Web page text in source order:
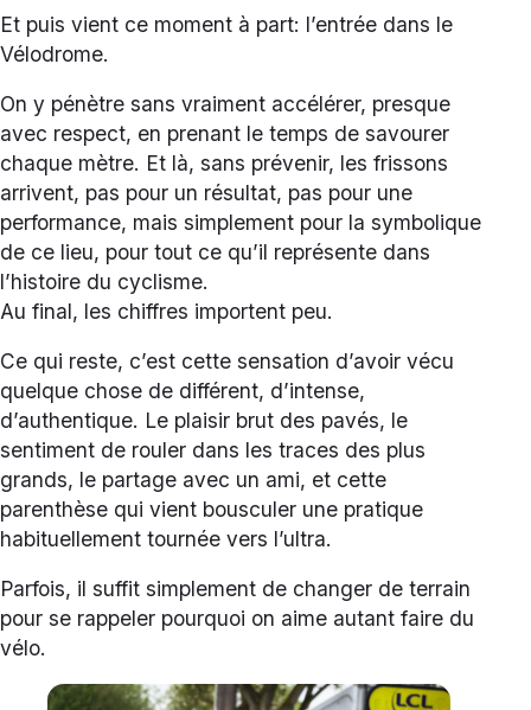
Et puis vient ce moment à part: l’entrée dans le
Vélodrome.
On y pénètre sans vraiment accélérer, presque
avec respect, en prenant le temps de savourer
chaque mètre. Et là, sans prévenir, les frissons
arrivent, pas pour un résultat, pas pour une
performance, mais simplement pour la symbolique
de ce lieu, pour tout ce qu’il représente dans
l’histoire du cyclisme.
Au final, les chiffres importent peu.
Ce qui reste, c’est cette sensation d’avoir vécu
quelque chose de différent, d’intense,
d’authentique. Le plaisir brut des pavés, le
sentiment de rouler dans les traces des plus
grands, le partage avec un ami, et cette
parenthèse qui vient bousculer une pratique
habituellement tournée vers l’ultra.
Parfois, il suffit simplement de changer de terrain
pour se rappeler pourquoi on aime autant faire du
vélo.